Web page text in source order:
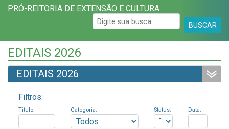
PRÓ-REITORIA DE EXTENSÃO E CULTURA
BUSCAR
EDITAIS 2026
EDITAIS 2026
Filtros:
Titulo: Categoria: Status: Data: